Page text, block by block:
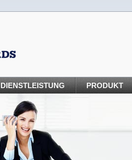
DIENSTLEISTUNG PRODUKT